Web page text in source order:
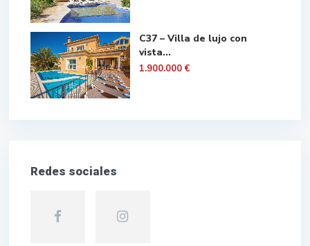
C37 – Villa de lujo con
vista...
1.900.000 €
Redes sociales